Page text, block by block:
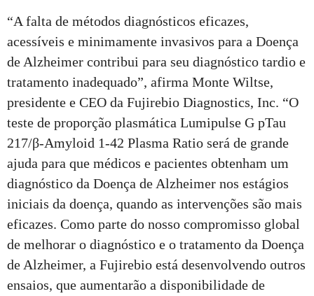
“A falta de métodos diagnósticos eficazes,
acessíveis e minimamente invasivos para a Doença
de Alzheimer contribui para seu diagnóstico tardio e
tratamento inadequado”, afirma Monte Wiltse,
presidente e CEO da Fujirebio Diagnostics, Inc. “O
teste de proporção plasmática Lumipulse G pTau
217/β-Amyloid 1-42 Plasma Ratio será de grande
ajuda para que médicos e pacientes obtenham um
diagnóstico da Doença de Alzheimer nos estágios
iniciais da doença, quando as intervenções são mais
eficazes. Como parte do nosso compromisso global
de melhorar o diagnóstico e o tratamento da Doença
de Alzheimer, a Fujirebio está desenvolvendo outros
ensaios, que aumentarão a disponibilidade de